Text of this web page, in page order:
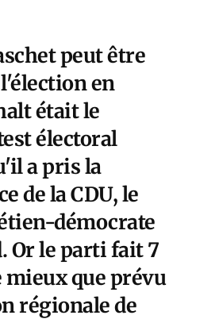
peut être
en
était le
électoral
a pris la
de la CDU, le
démocrate
Or le parti fait 7
mieux que prévu
régionale de